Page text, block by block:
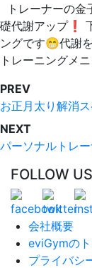
トレーナーの金
礎代謝アップ❗️
ングです😁代謝
トレーニングメ
PREV
お正月太り解消
NEXT
パーソナルトレ
FOLLOW US
会社概要
eviGymの
プライバシ